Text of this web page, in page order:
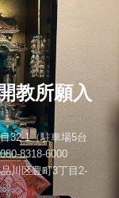
教所願入
32-1（駐車場5台
8318-6000
川区豊町3丁目2-